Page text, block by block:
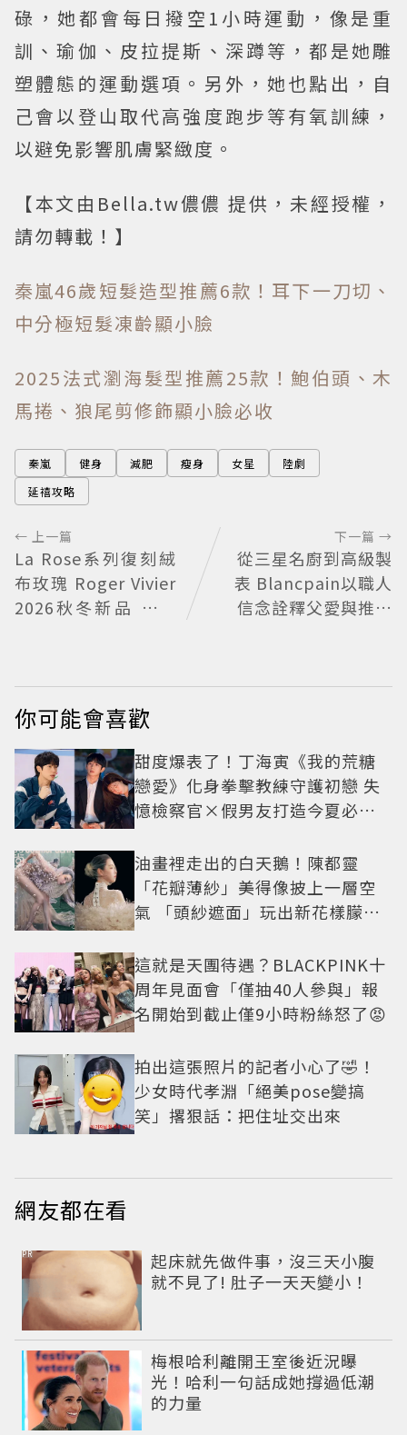
碌，她都會每日撥空1小時運動，像是重
訓、瑜伽、皮拉提斯、深蹲等，都是她雕
塑體態的運動選項。另外，她也點出，自
己會以登山取代高強度跑步等有氧訓練，
以避免影響肌膚緊緻度。
【本文由Bella.tw儂儂 提供，未經授權，
請勿轉載！】
秦嵐46歲短髮造型推薦6款！耳下一刀切、
中分極短髮凍齡顯小臉
2025法式瀏海髮型推薦25款！鮑伯頭、木
馬捲、狼尾剪修飾顯小臉必收
秦嵐 健身 減肥 瘦身 女星
陸劇
延禧攻略
← 上一篇
La Rose系列復刻絨
布玫瑰 Roger Vivier
2026秋冬新品 繁花
下一篇 →
從三星名廚到高級製
表 Blancpain以職人
信念詮釋父愛與推薦
你可能會喜歡
甜度爆表了！丁海寅《我的荒糖
戀愛》化身拳擊教練守護初戀 失
憶檢察官×假男友打造今夏必看
油畫裡走出的白天鵝！陳都靈
「花瓣薄紗」美得像披上一層空
氣 「頭紗遮面」玩出新花樣朦朧
這就是天團待遇？BLACKPINK十
周年見面會「僅抽40人參與」報
名開始到截止僅9小時粉絲怒了😡
拍出這張照片的記者小心了🤣！
少女時代孝淵「絕美pose變搞
笑」撂狠話：把住址交出來
網友都在看
起床就先做件事，沒三天小腹
就不見了! 肚子一天天變小！
PR
梅根哈利離開王室後近況曝
光！哈利一句話成她撐過低潮
的力量